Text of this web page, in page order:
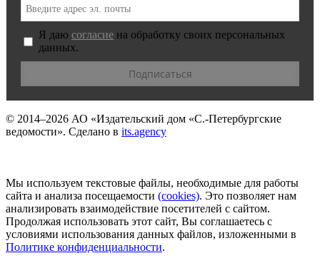
Я даю согласие на обработку своих персональных
данных.
© 2014–2026 АО «Издательский дом «С.-Петербургские
ведомости». Сделано в its.agency
Мы используем текстовые файлы, необходимые для работы
сайта и анализа посещаемости (сookies). Это позволяет нам
анализировать взаимодействие посетителей с сайтом.
Продолжая использовать этот сайт, Вы соглашаетесь с
условиями использования данных файлов, изложенными в
Политике конфиденциальности.